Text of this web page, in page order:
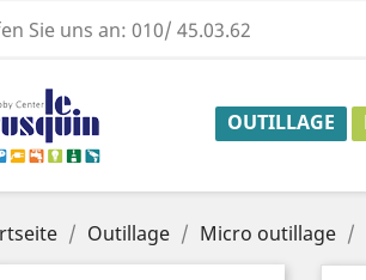
Sie uns an: 010/ 45.03.62
OUTILLAGE
Outillage Micro outillage